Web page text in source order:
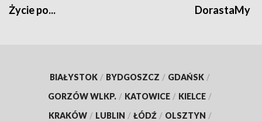
Życie po... DorastaMy
BIAŁYSTOK / BYDGOSZCZ / GDAŃSK /
GORZÓW WLKP. / KATOWICE / KIELCE /
KRAKÓW / LUBLIN / ŁÓDŹ / OLSZTYN /